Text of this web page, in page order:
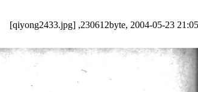
[qiyong2433.jpg] ,230612byte, 2004-05-23